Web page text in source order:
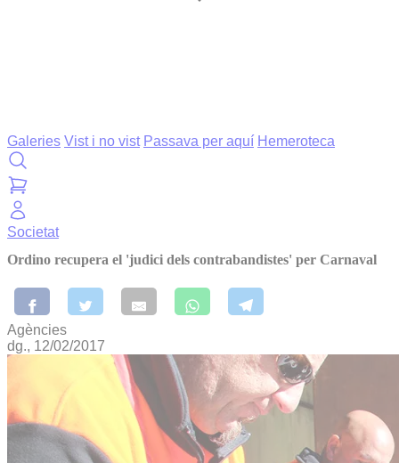
Galeries Vist i no vist Passava per aquí Hemeroteca
Societat
Ordino recupera el 'judici dels contrabandistes' per Carnaval
Agències
dg., 12/02/2017